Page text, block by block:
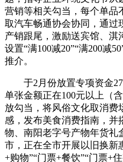
营销等相关勾当，每个单品
取汽车畅通协会协同，通过
产销跟尾，激励送宾馆、淇
设置“满100减20”“满200减
推介。
于2月份放置专项资金
单张金额正在100元以上（
放勾当，将风俗文化取消费
感，发布美食消费指南，并
物、南阳老字号产物年货礼
市，正在全市开展以旧换新
+购物”“门票+餐饮”“门票+